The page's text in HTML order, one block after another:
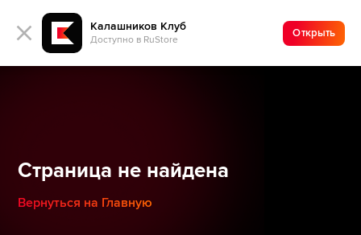
Калашников Клуб
Доступно в RuStore
Открыть
Страница не найдена
Вернуться на Главную